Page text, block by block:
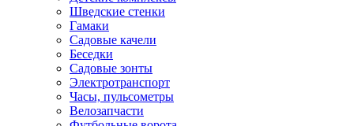
Шведские стенки
Гамаки
Садовые качели
Беседки
Садовые зонты
Электротранспорт
Часы, пульсометры
Велозапчасти